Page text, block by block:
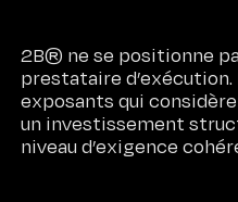
2B® ne se positionne
prestataire
exposants qui
un investissement
niveau d’exigence